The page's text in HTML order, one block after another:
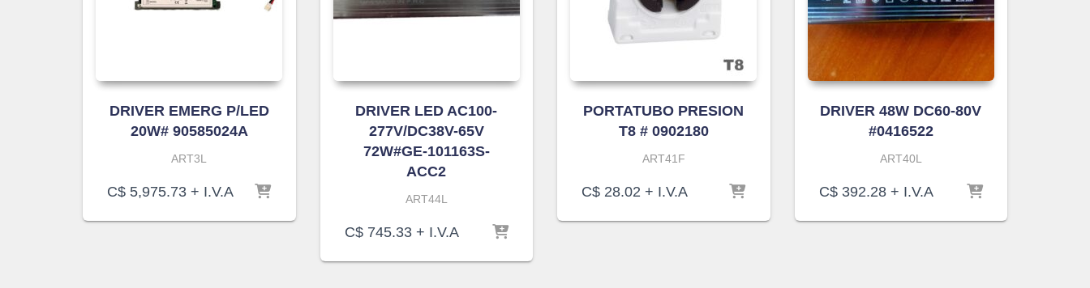
DRIVER EMERG P/LED
20W# 90585024A
ART3L
C$ 5,975.73 + I.V.A
DRIVER LED AC100-
277V/DC38V-65V
72W#GE-101163S-
ACC2
ART44L
C$745.33+ I.V.A
PORTATUBO PRESION
T8 # 0902180
ART41F
C$ 28.02 + I.V.A
DRIVER 48W DC60-80V
#0416522
ART40L
C$392.28+ I.V.A